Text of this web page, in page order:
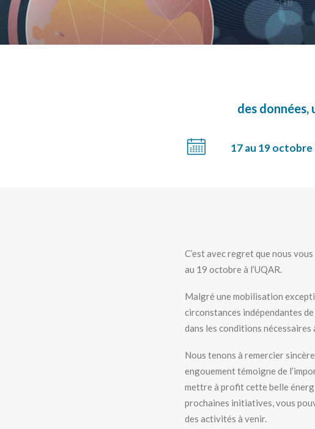
des
17 au 19 octobre
C’est avec regret que nous
au 19 octobre à l’UQAR.
Malgré une mobilisation
circonstances indépendantes
dans les conditions nécessaires
Nous tenons à remercier
engouement témoigne de
mettre à profit cette belle
prochaines initiatives, vous
des activités à venir.